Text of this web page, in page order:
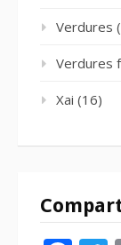
Verdures
Verdures
Xai (16)